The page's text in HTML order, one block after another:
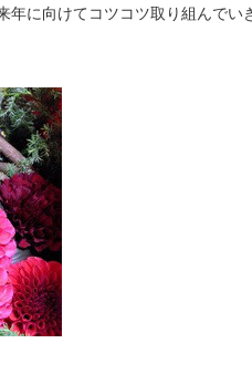
に向けてコツコツ取り組んでい